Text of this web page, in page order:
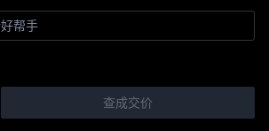
帮手
查成交价